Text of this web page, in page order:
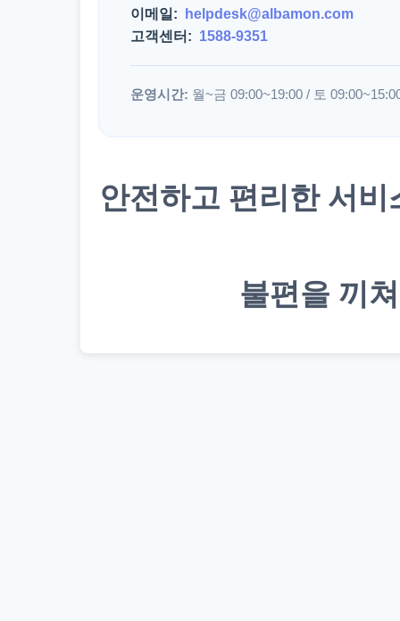
이메일:
helpdesk@albamon.com
고객센터: 1588-9351
운영시간: 월~금 09:00~19:00 / 토
안전하고 편리한 서
불편을 끼